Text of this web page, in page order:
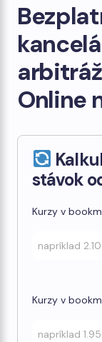
Online
stávok
Kurzy v
Kurzy v